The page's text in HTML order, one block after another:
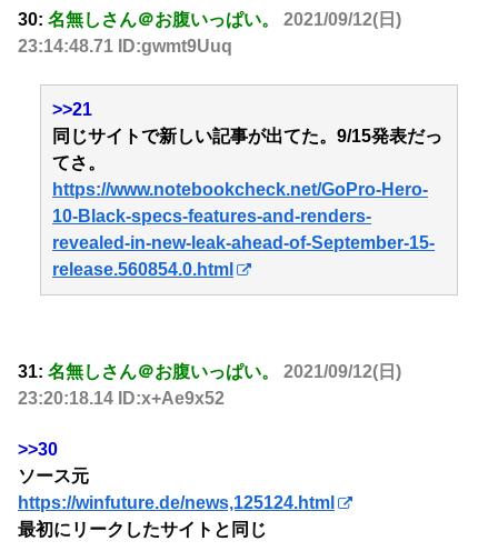
30: 名無しさん＠お腹いっぱい。
2021/09/12(日)
23:14:48.71 ID:gwmt9Uuq
>>21
同じサイトで新しい記事が出てた。9/15発表だっ
てさ。
https://www.notebookcheck.net/GoPro-Hero-
10-Black-specs-features-and-renders-
revealed-in-new-leak-ahead-of-September-15-
release.560854.0.html
31: 名無しさん＠お腹いっぱい。
2021/09/12(日)
23:20:18.14 ID:x+Ae9x52
>>30
ソース元
https://winfuture.de/news,125124.html
最初にリークしたサイトと同じ